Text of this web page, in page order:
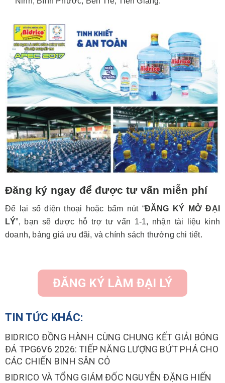
Đăng ký ngay để được tư vấn miễn phí
Để lại số điện thoại hoặc bấm nút “ĐĂNG KÝ MỞ ĐẠI
LÝ”, bạn sẽ được hỗ trợ tư vấn 1-1, nhận tài liệu kinh
doanh, bảng giá ưu đãi, và chính sách thưởng chi tiết.
ĐĂNG KÝ LÀM ĐẠI LÝ
TIN TỨC KHÁC:
BIDRICO ĐỒNG HÀNH CÙNG CHUNG KẾT GIẢI BÓNG
ĐÁ TPG6V6 2026: TIẾP NĂNG LƯỢNG BỨT PHÁ CHO
CÁC CHIẾN BINH SÂN CỎ
BIDRICO VÀ TỔNG GIÁM ĐỐC NGUYỄN ĐẶNG HIẾN